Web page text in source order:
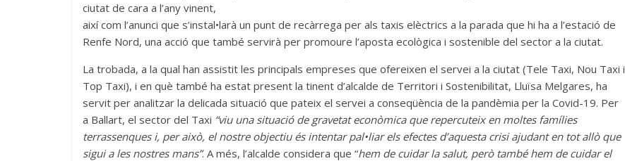
ciutat de cara a l’any vinent,
així com l’anunci que s’instal•larà un punt de recàrrega per als taxis elèctrics a la parada que hi ha a l’estació de
Renfe Nord, una acció que també servirà per promoure l’aposta ecològica i sostenible del sector a la ciutat.
La trobada, a la qual han assistit les principals empreses que ofereixen el servei a la ciutat (Tele Taxi, Nou Taxi i
Top Taxi), i en què també ha estat present la tinent d’alcalde de Territori i Sostenibilitat, Lluïsa Melgares, ha
servit per analitzar la delicada situació que pateix el servei a conseqüència de la pandèmia per la Covid-19. Per
a Ballart, el sector del Taxi “viu una situació de gravetat econòmica que repercuteix en moltes famílies
terrassenques i, per això, el nostre objectiu és intentar pal•liar els efectes d’aquesta crisi ajudant en tot allò que
sigui a les nostres mans”. A més, l’alcalde considera que “hem de cuidar la salut, però també hem de cuidar el